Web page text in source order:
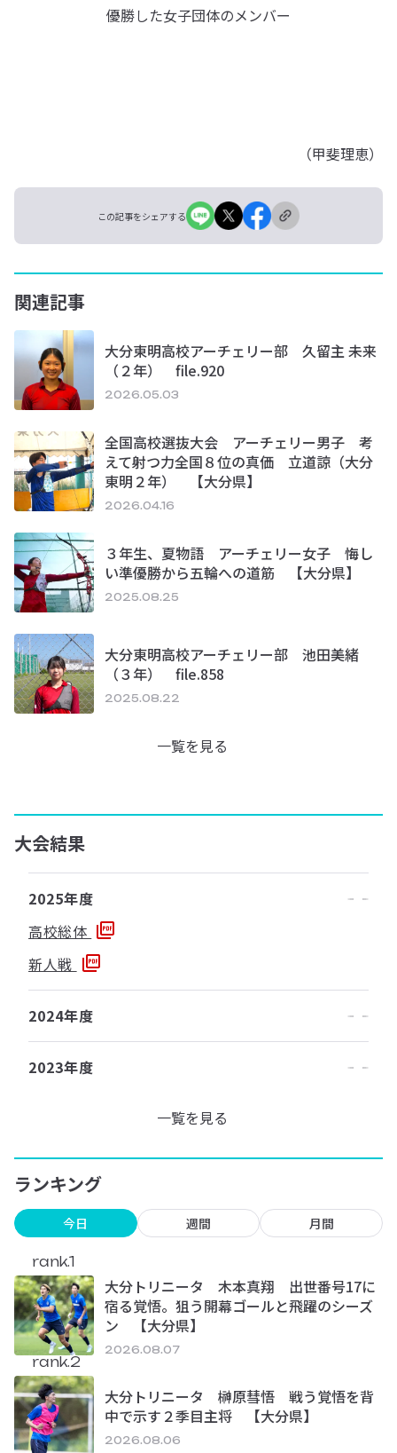
優勝した女子団体のメンバー
（甲斐理恵）
この記事をシェアする
関連記事
大分東明高校アーチェリー部 久留主 未来
（２年） file.920
2026.05.03
全国高校選抜大会 アーチェリー男子 考
えて射つ力全国８位の真価 立道諒（大分
東明２年） 【大分県】
2026.04.16
３年生、夏物語 アーチェリー女子 悔し
い準優勝から五輪への道筋 【大分県】
2025.08.25
大分東明高校アーチェリー部 池田美緒
（３年） file.858
2025.08.22
一覧を見る
大会結果
2025年度
高校総体
新人戦
2024年度
2023年度
一覧を見る
ランキング
今日 週間 月間
rank.1
大分トリニータ 木本真翔 出世番号17に
宿る覚悟。狙う開幕ゴールと飛躍のシーズ
ン 【大分県】
2026.08.07
rank.2
大分トリニータ 榊原彗悟 戦う覚悟を背
中で示す２季目主将 【大分県】
2026.08.06